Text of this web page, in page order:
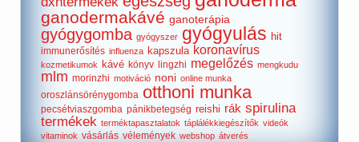
ganodermakávé ganoterápia
gyógygomba gyógyszer gyógyulás hit
immunerősítés influenza kapszula koronavírus
kozmetikumok kávé könyv lingzhi megelőzés mengkudu
mlm morinzhi motiváció noni online munka
oroszlánsörénygomba otthoni munka
pecsétviaszgomba pánikbetegség reishi rák spirulina
termékek terméktapasztalatok táplálékkiegészítők videók
vitaminok vásárlás vélemények webshop átverés